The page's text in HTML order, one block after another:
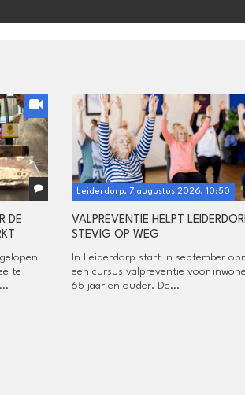
DE
te
Leiderdorp, 7 augustus 2026, 10:50
VALPREVENTIE HELPT
STEVIG OP WEG
In Leiderdorp start in september
een cursus valpreventie voor
65 jaar en ouder. De...